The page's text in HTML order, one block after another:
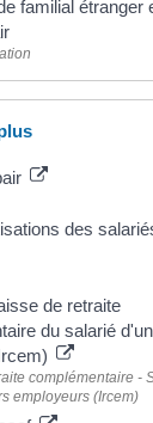
familial étranger
des
de retraite
du salarié d'un
complémentaire -
employeurs (Ircem)